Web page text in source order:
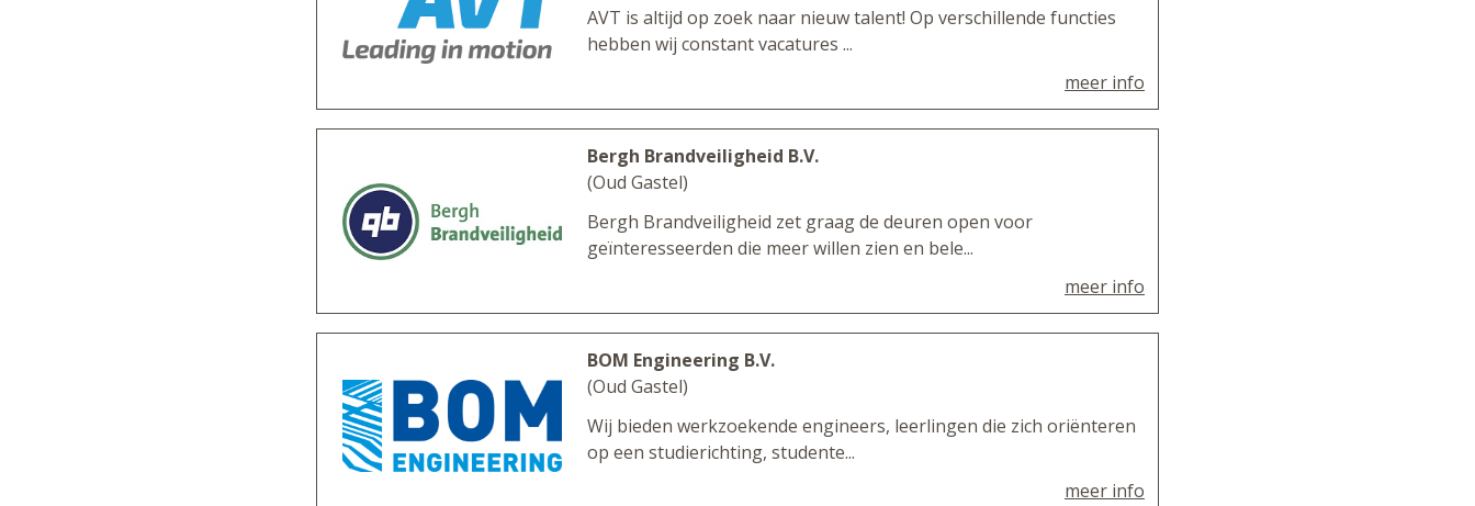
AVT is altijd op zoek naar nieuw talent! Op verschillende functies
hebben wij constant vacatures ...
meer info
Bergh Brandveiligheid B.V.
(Oud Gastel)
Bergh Brandveiligheid zet graag de deuren open voor
geïnteresseerden die meer willen zien en bele...
meer info
BOM Engineering B.V.
(Oud Gastel)
Wij bieden werkzoekende engineers, leerlingen die zich oriënteren
op een studierichting, studente...
meer info